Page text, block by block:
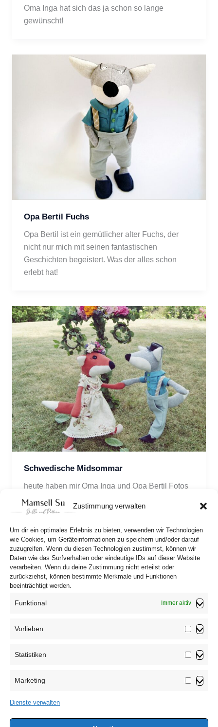
Zustimmung verwalten
Um dir ein optimales Erlebnis zu bieten, verwenden wir Technologien
wie Cookies, um Geräteinformationen zu speichern und/oder darauf
zuzugreifen. Wenn du diesen Technologien zustimmst, können wir
Daten wie das Surfverhalten oder eindeutige IDs auf dieser Website
verarbeiten. Wenn du deine Zustimmung nicht erteilst oder
zurückziehst, können bestimmte Merkmale und Funktionen
beeinträchtigt werden.
Funktional Immer aktiv
Vorlieben
Statistiken
Marketing
Dienste verwalten
Oma Inga hat sich das ja schon so lange
gewünscht!
Opa Bertil Fuchs
Opa Bertil ist ein gemütlicher alter Fuchs, der
nicht nur mich mit seinen fantastischen
Geschichten begeistert. Was der alles schon
erlebt hat!
Schwedische Midsommar
heute haben mir Oma Inga und Opa Bertil Fotos
von ihrer Mittsommernachts Sause gezeigt. Die
fröhlichen Zwei sind gut gelaunt
Cookie-Richtlinie (EU)